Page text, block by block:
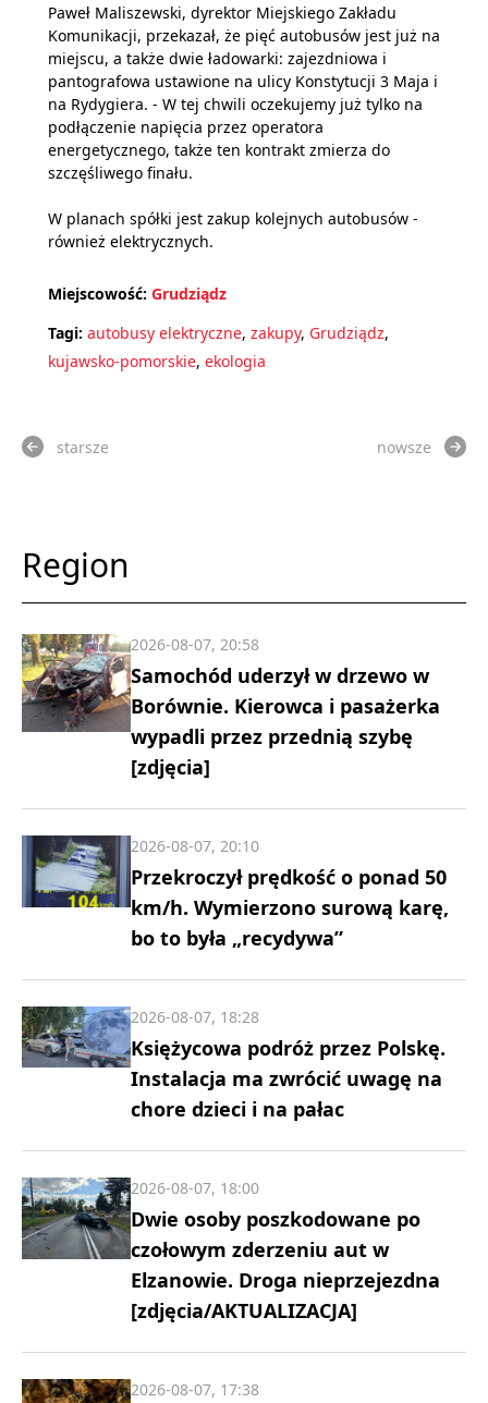
Paweł Maliszewski, dyrektor Miejskiego Zakładu
Komunikacji, przekazał, że pięć autobusów jest już na
miejscu, a także dwie ładowarki: zajezdniowa i
pantografowa ustawione na ulicy Konstytucji 3 Maja i
na Rydygiera. - W tej chwili oczekujemy już tylko na
podłączenie napięcia przez operatora
energetycznego, także ten kontrakt zmierza do
szczęśliwego finału.
W planach spółki jest zakup kolejnych autobusów -
również elektrycznych.
Miejscowość: Grudziądz
Tagi: autobusy elektryczne, zakupy, Grudziądz,
kujawsko-pomorskie, ekologia
starsze nowsze
Region
Samochód uderzył w drzewo w
Borównie. Kierowca i pasażerka
wypadli przez przednią szybę
[zdjęcia]
2026-08-07, 20:58
Przekroczył prędkość o ponad 50
km/h. Wymierzono surową karę,
bo to była „recydywa”
2026-08-07, 20:10
Księżycowa podróż przez Polskę.
Instalacja ma zwrócić uwagę na
chore dzieci i na pałac
2026-08-07, 18:28
Dwie osoby poszkodowane po
czołowym zderzeniu aut w
Elzanowie. Droga nieprzejezdna
[zdjęcia/AKTUALIZACJA]
2026-08-07, 18:00
2026-08-07, 17:38